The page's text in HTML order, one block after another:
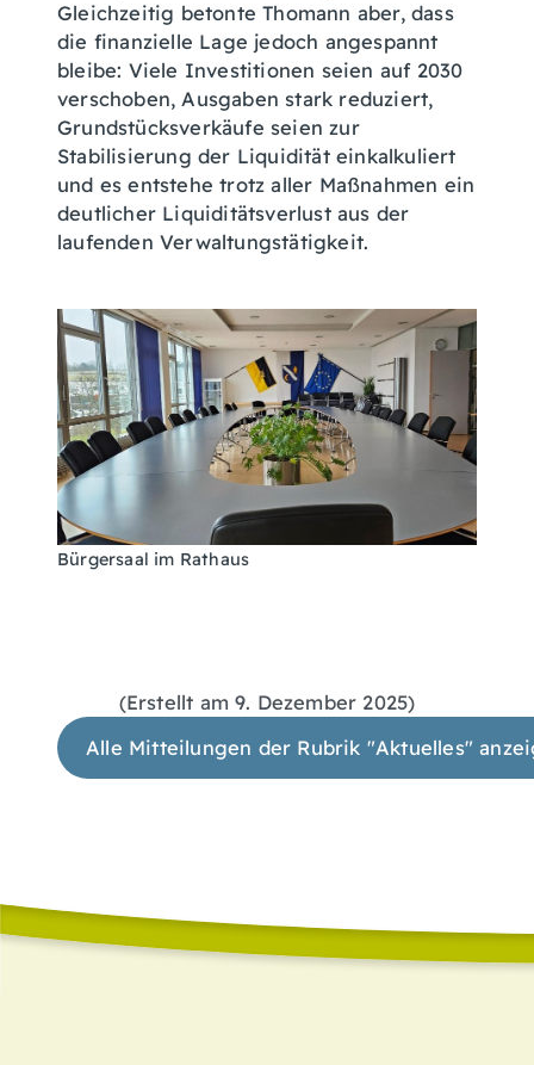
Gleichzeitig betonte Thomann aber, dass
die finanzielle Lage jedoch angespannt
bleibe: Viele Investitionen seien auf 2030
verschoben, Ausgaben stark reduziert,
Grundstücksverkäufe seien zur
Stabilisierung der Liquidität einkalkuliert
und es entstehe trotz aller Maßnahmen ein
deutlicher Liquiditätsverlust aus der
laufenden Verwaltungstätigkeit.
Bürgersaal im Rathaus
(Erstellt am 9. Dezember 2025)
Alle Mitteilungen der Rubrik "Aktuelles"